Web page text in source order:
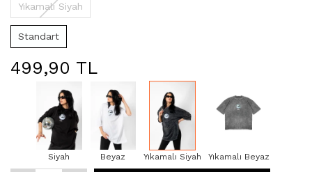
Yıkamalı Siyah
Standart
499,90 TL
Siyah Beyaz Yıkamalı Siyah Yıkamalı Beyaz